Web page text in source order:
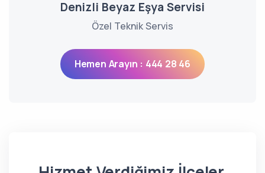
Denizli Beyaz Eşya Servisi
Özel Teknik Servis
Hemen Arayın : 444 28 46